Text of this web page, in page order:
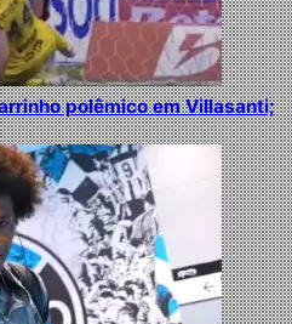
polêmico em Villasanti;